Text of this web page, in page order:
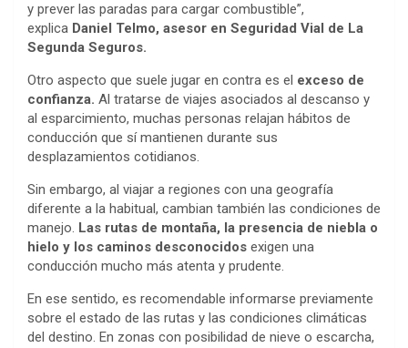
y prever las paradas para cargar combustible”,
explica Daniel Telmo, asesor en Seguridad Vial de La
Segunda Seguros.
Otro aspecto que suele jugar en contra es el exceso de
confianza. Al tratarse de viajes asociados al descanso y
al esparcimiento, muchas personas relajan hábitos de
conducción que sí mantienen durante sus
desplazamientos cotidianos.
Sin embargo, al viajar a regiones con una geografía
diferente a la habitual, cambian también las condiciones de
manejo. Las rutas de montaña, la presencia de niebla o
hielo y los caminos desconocidos exigen una
conducción mucho más atenta y prudente.
En ese sentido, es recomendable informarse previamente
sobre el estado de las rutas y las condiciones climáticas
del destino. En zonas con posibilidad de nieve o escarcha,